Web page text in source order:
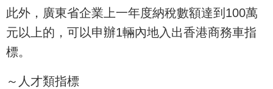
此外，廣東省企業上一年度納稅數額達到100萬
元以上的，可以申辦1輛內地入出香港商務車指
標。
～人才類指標